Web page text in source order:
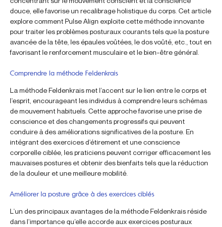
douce, elle favorise un recalibrage holistique du corps. Cet article
explore comment Pulse Align exploite cette méthode innovante
pour traiter les problèmes posturaux courants tels que la posture
avancée de la tête, les épaules voûtées, le dos voûté, etc., tout en
favorisant le renforcement musculaire et le bien-être général.
Comprendre la méthode Feldenkrais
La méthode Feldenkrais met l’accent sur le lien entre le corps et
l’esprit, encourageant les individus à comprendre leurs schémas
de mouvement habituels. Cette approche favorise une prise de
conscience et des changements progressifs qui peuvent
conduire à des améliorations significatives de la posture. En
intégrant des exercices d’étirement et une conscience
corporelle ciblée, les praticiens peuvent corriger efficacement les
mauvaises postures et obtenir des bienfaits tels que la réduction
de la douleur et une meilleure mobilité.
Améliorer la posture grâce à des exercices ciblés
L’un des principaux avantages de la méthode Feldenkrais réside
dans l’importance qu’elle accorde aux exercices posturaux